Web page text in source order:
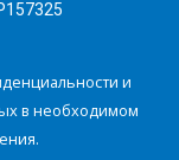
и
в необходимом